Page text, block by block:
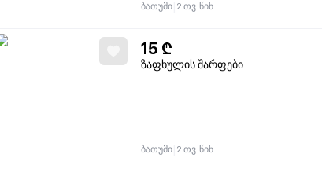
ბათუმი 2 თვ. წინ
15 ₾
ზაფხულის შარფები
ბათუმი 2 თვ. წინ